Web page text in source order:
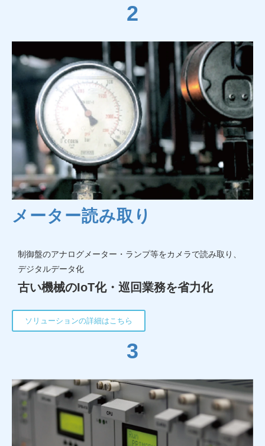
2
メーター読み取り
制御盤のアナログメーター・ランプ等をカメラで読み取り、
デジタルデータ化
古い機械のIoT化・巡回業務を省力化
ソリューションの詳細はこちら
3